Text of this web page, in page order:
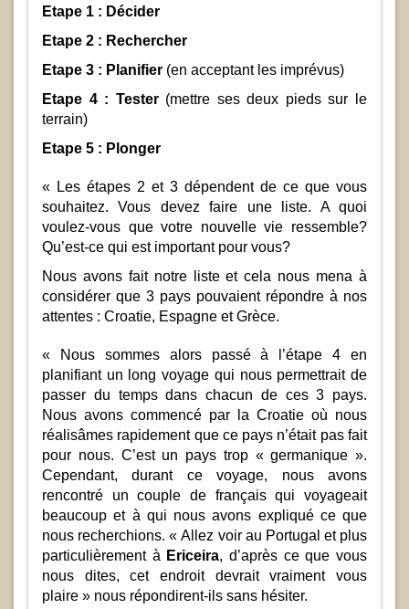
Etape 1 : Décider
Etape 2 : Rechercher
Etape 3 : Planifier (en acceptant les imprévus)
Etape 4 : Tester(mettre ses deux pieds sur le
terrain)
Etape 5 : Plonger
« Les étapes 2 et 3 dépendent de ce que vous
souhaitez. Vous devez faire une liste. A quoi
voulez-vous que votre nouvelle vie ressemble?
Qu’est-ce qui est important pour vous?
Nous avons fait notre liste et cela nous mena à
considérer que 3 pays pouvaient répondre à nos
attentes : Croatie, Espagne et Grèce.
« Nous sommes alors passé à l’étape 4 en
planifiant un long voyage qui nous permettrait de
passer du temps dans chacun de ces 3 pays.
Nous avons commencé par la Croatie où nous
réalisâmes rapidement que ce pays n’était pas fait
pour nous. C’est un pays trop « germanique ».
Cependant, durant ce voyage, nous avons
rencontré un couple de français qui voyageait
beaucoup et à qui nous avons expliqué ce que
nous recherchions. « Allez voir au Portugal et plus
particulièrement à Ericeira, d’après ce que vous
nous dites, cet endroit devrait vraiment vous
plaire » nous répondirent-ils sans hésiter.